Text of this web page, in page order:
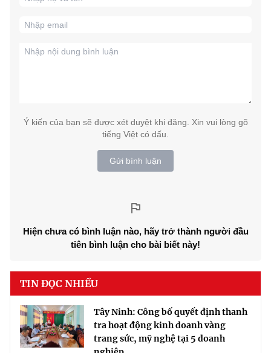
Ý kiến của bạn sẽ được xét duyệt khi đăng. Xin vui lòng gõ
tiếng Việt có dấu.
Gửi bình luận
Hiện chưa có bình luận nào, hãy trở thành người đầu
tiên bình luận cho bài biết này!
TIN ĐỌC NHIỀU
Tây Ninh: Công bố quyết định thanh
tra hoạt động kinh doanh vàng
trang sức, mỹ nghệ tại 5 doanh